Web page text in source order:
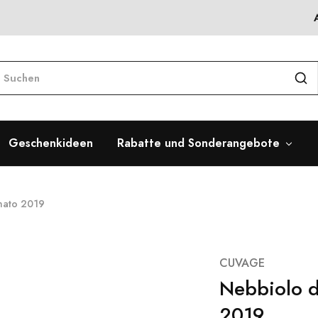
Geschenkideen Rabatte und Sonderangebote
2019
CUVAGE
Nebbiolo